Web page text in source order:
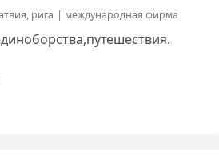
рига | международная фирма